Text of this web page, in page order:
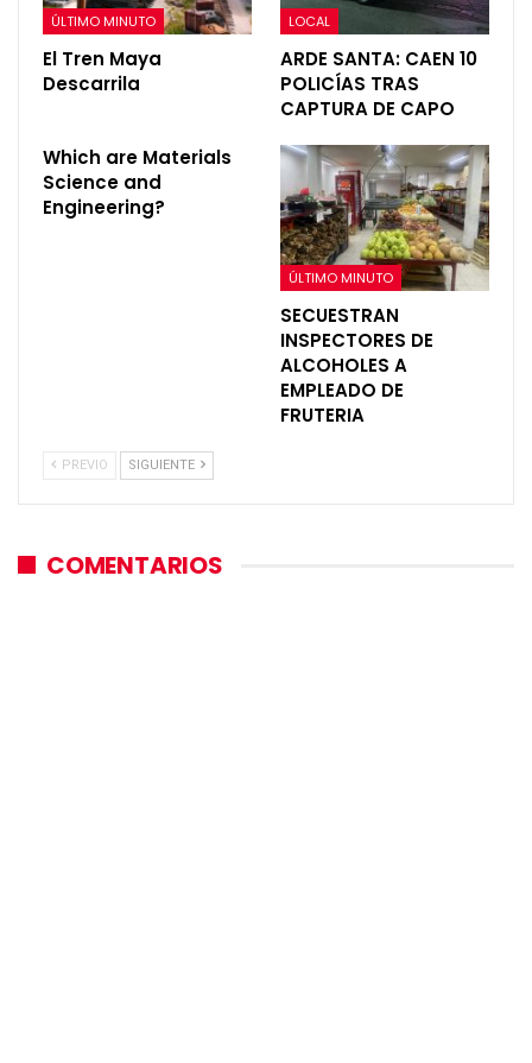
ÚLTIMO MINUTO
El Tren Maya
Descarrila
LOCAL
ARDE SANTA: CAEN 10
POLICÍAS TRAS
CAPTURA DE CAPO
Which are Materials
Science and
Engineering?
ÚLTIMO MINUTO
SECUESTRAN
INSPECTORES DE
ALCOHOLES A
EMPLEADO DE
FRUTERIA
PREVIO SIGUIENTE
COMENTARIOS